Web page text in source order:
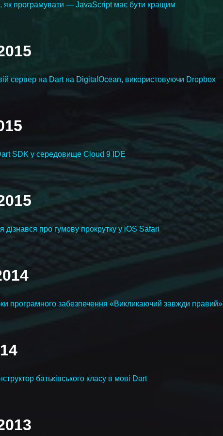
як програмувати — JavaScript має бути кращим
сервер на Dart на DigitalOcean, використовуючи Dropbox
SDK у середовище Cloud 9 IDE
дізнався про гумову прокрутку у iOS Safari
програмного забезпечення «Викликаючий завжди правий»
батьківського класу в мові Dart